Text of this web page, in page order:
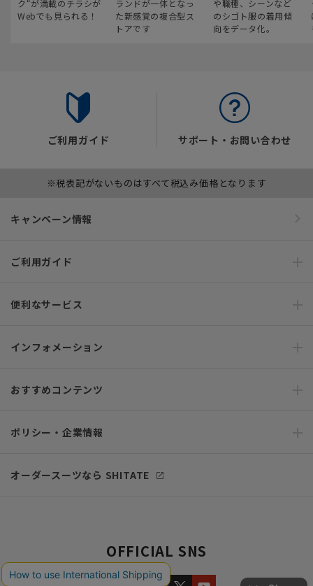
ク“が満載のチラシが
Webでも見られる！
ランドが一体となっ
た新感覚の複合型ス
トアです
や職種、シーンなど
のシゴト服の着用傾
向をデータ化。
ご利用ガイド サポート・お問い合わせ
※税表記がないものはすべて税込み価格となります
キャンペーン情報
ご利用ガイド
便利なサービス
インフォメーション
おすすめコンテンツ
ポリシー・企業情報
オーダースーツなら SHITATE
OFFICIAL SNS